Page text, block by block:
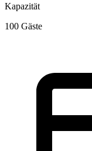
Kapazität
100 Gäste